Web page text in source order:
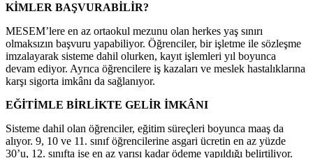
KİMLER BAŞVURABİLİR?
MESEM’lere en az ortaokul mezunu olan herkes yaş sınırı
olmaksızın başvuru yapabiliyor. Öğrenciler, bir işletme ile sözleşme
imzalayarak sisteme dahil olurken, kayıt işlemleri yıl boyunca
devam ediyor. Ayrıca öğrencilere iş kazaları ve meslek hastalıklarına
karşı sigorta imkânı da sağlanıyor.
EĞİTİMLE BİRLİKTE GELİR İMKÂNI
Sisteme dahil olan öğrenciler, eğitim süreçleri boyunca maaş da
alıyor. 9, 10 ve 11. sınıf öğrencilerine asgari ücretin en az yüzde
30’u, 12. sınıfta ise en az yarısı kadar ödeme yapıldığı belirtiliyor.